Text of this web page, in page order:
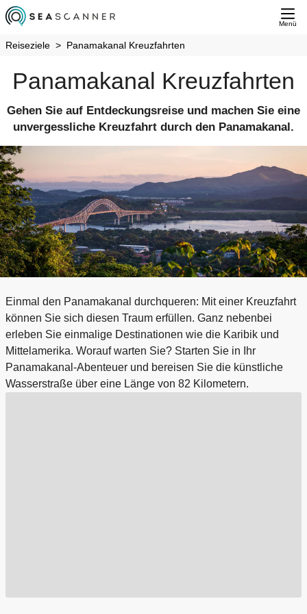
Menü
Reiseziele Panamakanal Kreuzfahrten
Panamakanal Kreuzfahrten
Gehen Sie auf Entdeckungsreise und machen Sie eine
unvergessliche Kreuzfahrt durch den Panamakanal.
Einmal den Panamakanal durchqueren: Mit einer Kreuzfahrt
können Sie sich diesen Traum erfüllen. Ganz nebenbei
erleben Sie einmalige Destinationen wie die Karibik und
Mittelamerika. Worauf warten Sie? Starten Sie in Ihr
Panamakanal-Abenteuer und bereisen Sie die künstliche
Wasserstraße über eine Länge von 82 Kilometern.